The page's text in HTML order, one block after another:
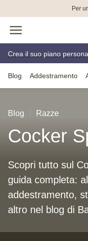
Per
Crea il suo piano
Blog Addestramento
Blog Razze
Cocker
Scopri tutto sul
guida completa:
addestramento,
altro nel blog di